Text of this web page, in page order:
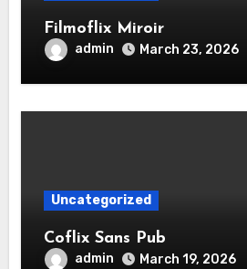
Filmoflix Miroir
admin March 23, 2026
Uncategorized
Coflix Sans Pub
admin March 19, 2026